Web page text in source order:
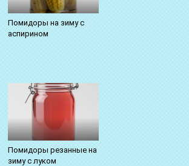
Помидоры на зиму с
аспирином
Помидоры резанные на
зиму с луком